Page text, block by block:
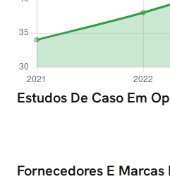
Estudos De Caso Em
Fornecedores E Marcas